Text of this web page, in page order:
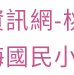
函釋公
署委託
理「
星期六
網-
民